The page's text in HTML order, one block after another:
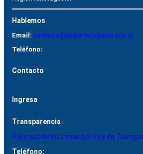
Hablemos
Email: contacto@slepantofagasta.gob.cl
Teléfono:
Contacto
Ingresa
Transparencia
Solicitud de Información | Ley de
Teléfono: